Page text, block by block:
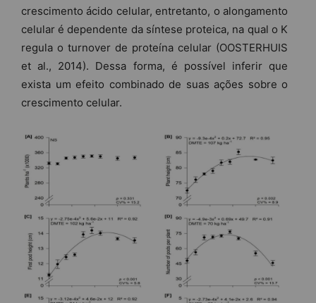
crescimento ácido celular, entretanto, o alongamento
celular é dependente da síntese proteica, na qual o K
regula o turnover de proteína celular (OOSTERHUIS
et al., 2014). Dessa forma, é possível inferir que
exista um efeito combinado de suas ações sobre o
crescimento celular.